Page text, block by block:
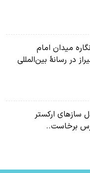
میدان امام
در رسانۀ بین‌المللی
سازهای ارکستر
برخاست..